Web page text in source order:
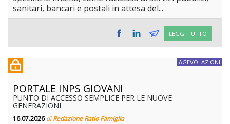
sanitari, bancari e postali in attesa del...
LEGGI TUTTO
AGEVOLAZIONI
PORTALE INPS GIOVANI
PUNTO DI ACCESSO SEMPLICE PER LE NUOVE
GENERAZIONI
16.07.2026diRedazione Ratio Famiglia